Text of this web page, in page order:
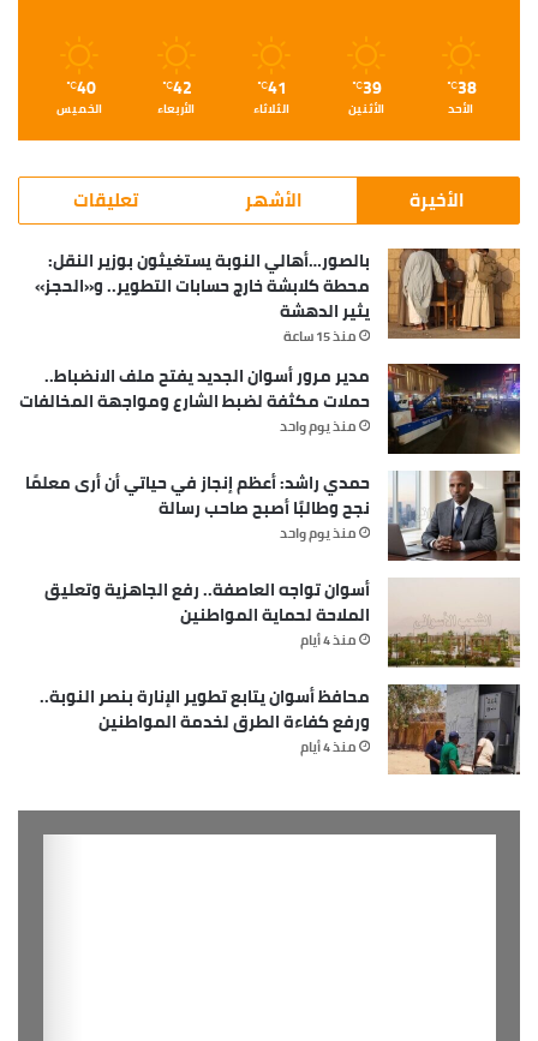
38
℃
الأحد
39
℃
الأثنين
41
℃
الثلاثاء
42
℃
الأربعاء
40
℃
الخميس
الأخيرة الأشهر تعليقات
بالصور…أهالي النوبة يستغيثون بوزير النقل:
محطة كلابشة خارج حسابات التطوير.. و«الحجز»
يثير الدهشة
منذ 15 ساعة
مدير مرور أسوان الجديد يفتح ملف الانضباط..
حملات مكثفة لضبط الشارع ومواجهة المخالفات
منذ يوم واحد
حمدي راشد: أعظم إنجاز في حياتي أن أرى معلمًا
نجح وطالبًا أصبح صاحب رسالة
منذ يوم واحد
أسوان تواجه العاصفة.. رفع الجاهزية وتعليق
الملاحة لحماية المواطنين
منذ 4 أيام
محافظ أسوان يتابع تطوير الإنارة بنصر النوبة..
ورفع كفاءة الطرق لخدمة المواطنين
منذ 4 أيام